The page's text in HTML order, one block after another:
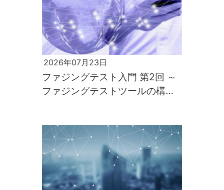
2026年07月23日
ファジングテスト入門 第2回 ～
ファジングテストツールの構築